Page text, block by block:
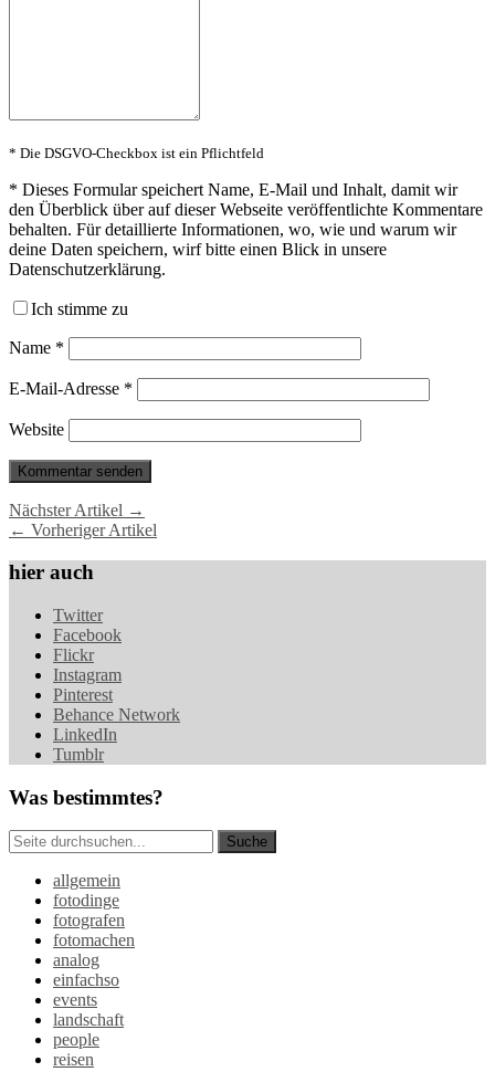
* Die DSGVO-Checkbox ist ein Pflichtfeld
* Dieses Formular speichert Name, E-Mail und Inhalt, damit wir
den Überblick über auf dieser Webseite veröffentlichte Kommentare
behalten. Für detaillierte Informationen, wo, wie und warum wir
deine Daten speichern, wirf bitte einen Blick in unsere
Datenschutzerklärung.
Ich stimme zu
Name *
E-Mail-Adresse *
Website
Nächster Artikel →
← Vorheriger Artikel
hier auch
Twitter
Facebook
Flickr
Instagram
Pinterest
Behance Network
LinkedIn
Tumblr
Was bestimmtes?
allgemein
fotodinge
fotografen
fotomachen
analog
einfachso
events
landschaft
people
reisen